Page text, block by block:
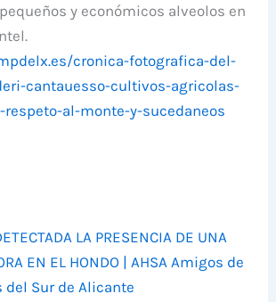
y económicos alveolos en
cronica-fotografica-del-
cantauesso-cultivos-agricolas-
respeto-al-monte-y-sucedaneos
LA PRESENCIA DE UNA
EN EL HONDO | AHSA Amigos de
del Sur de Alicante